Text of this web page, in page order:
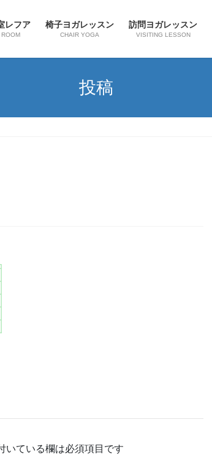
レフア 椅子ヨガレッスン
CHAIR YOGA
訪問ヨガレッスン
VISITING LESSON
投稿
いている欄は必須項目です